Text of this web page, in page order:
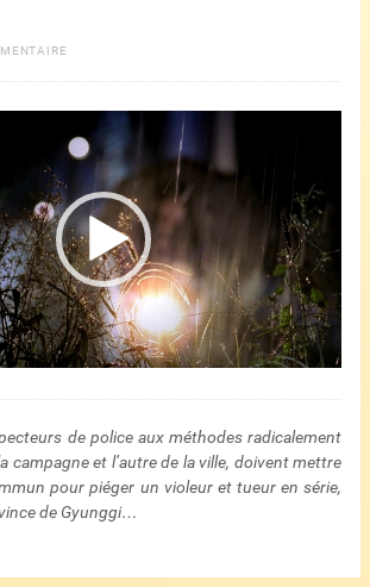
de police aux méthodes radicalement
campagne et l’autre de la ville, doivent mettre
pour piéger un violeur et tueur en série,
de Gyunggi…